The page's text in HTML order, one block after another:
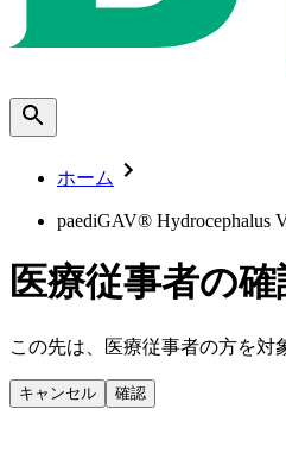
ホーム
paediGAV® Hydrocephalus
医療従事者の確
この先は、医療従事者の方を対
キャンセル 確認